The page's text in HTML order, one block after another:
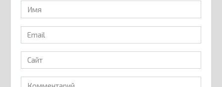
Имя
*
Email
*
Сайт
Комментарий